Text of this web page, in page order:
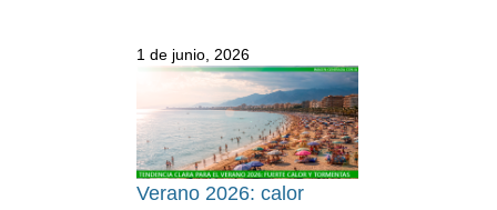
1 de junio, 2026
Verano 2026: calor